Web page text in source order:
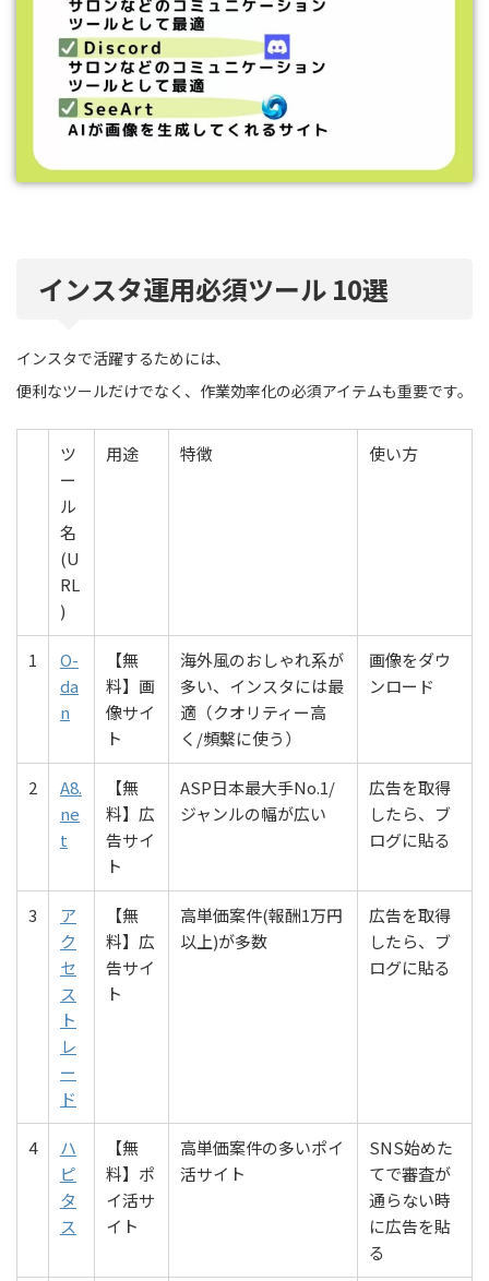
インスタ運用必須ツール 10選
インスタで活躍するためには、
便利なツールだけでなく、作業効率化の必須アイテムも重要です。
ツ
ー
ル
名
(U
RL
)
用途 特徴 使い方
1
O-
da
n
【無
料】画
像サイ
ト
海外風のおしゃれ系が
多い、インスタには最
適（クオリティー高
く/頻繫に使う）
画像をダウ
ンロード
2
A8.
ne
t
【無
料】広
告サイ
ト
ASP日本最大手No.1/
ジャンルの幅が広い
広告を取得
したら、ブ
ログに貼る
3
ア
ク
セ
ス
ト
レ
ー
ド
【無
料】広
告サイ
ト
高単価案件(報酬1万円
以上)が多数
広告を取得
したら、ブ
ログに貼る
4
ハ
ピ
タ
ス
【無
料】ポ
イ活サ
イト
高単価案件の多いポイ
活サイト
SNS始めた
てで審査が
通らない時
に広告を貼
る